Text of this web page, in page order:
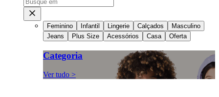
Feminino Infantil Lingerie Calçados
Masculino
Jeans
Plus Size Acessórios Casa Oferta
Categoria
Ver tudo >